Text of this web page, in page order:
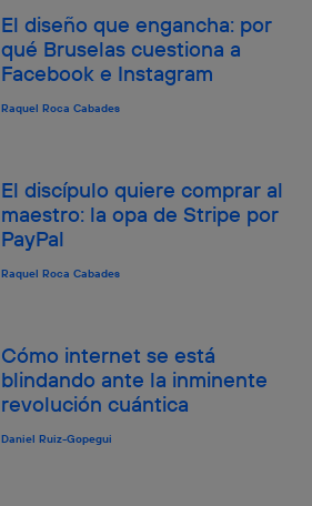
El diseño que engancha: por
qué Bruselas cuestiona a
Facebook e Instagram
Raquel Roca Cabades
El discípulo quiere comprar al
maestro: la opa de Stripe por
PayPal
Raquel Roca Cabades
Cómo internet se está
blindando ante la inminente
revolución cuántica
Daniel Ruiz-Gopegui